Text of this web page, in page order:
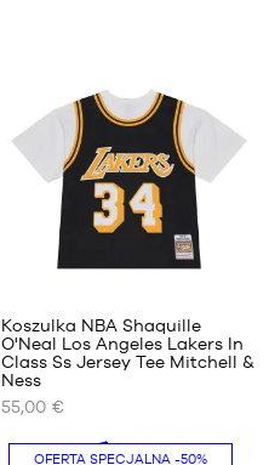
NASZE
DOSTĘPNE
ROZMIARY
S
Koszulka NBA Shaquille
O'Neal Los Angeles Lakers In
Class Ss Jersey Tee Mitchell &
Ness
55,00 €
OFERTA SPECJALNA-50%